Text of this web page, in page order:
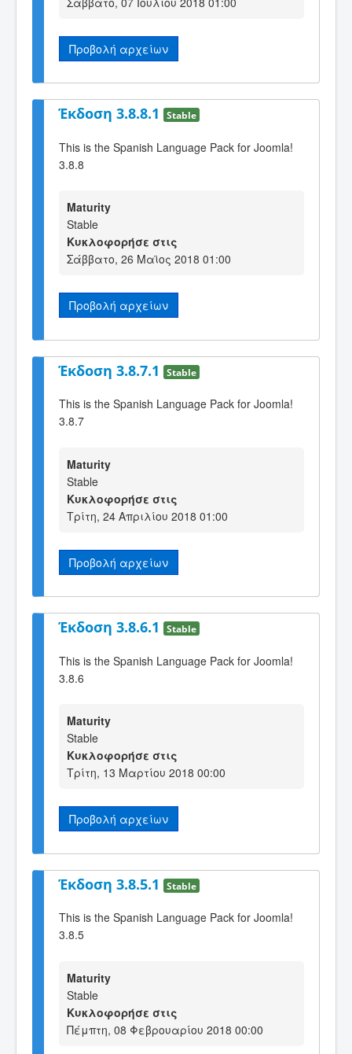
Προβολή αρχείων
Έκδοση 3.8.8.1 Stable
This is the Spanish Language Pack for Joomla!
3.8.8
Maturity
Stable
Κυκλοφορήσε στις
Σάββατο, 26 Μαϊος 2018 01:00
Προβολή αρχείων
Έκδοση 3.8.7.1 Stable
This is the Spanish Language Pack for Joomla!
3.8.7
Maturity
Stable
Κυκλοφορήσε στις
Τρίτη, 24 Απριλίου 2018 01:00
Προβολή αρχείων
Έκδοση 3.8.6.1 Stable
This is the Spanish Language Pack for Joomla!
3.8.6
Maturity
Stable
Κυκλοφορήσε στις
Τρίτη, 13 Μαρτίου 2018 00:00
Προβολή αρχείων
Έκδοση 3.8.5.1 Stable
This is the Spanish Language Pack for Joomla!
3.8.5
Maturity
Stable
Κυκλοφορήσε στις
Πέμπτη, 08 Φεβρουαρίου 2018 00:00